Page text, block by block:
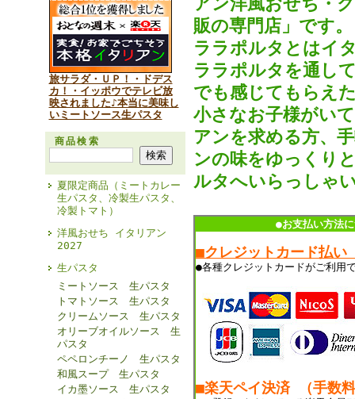
旅サラダ・ＵＰ！・ドデス
カ！・イッポウでテレビ放
映されました♪本当に美味し
いミートソース生パスタ
商品検索
夏限定商品（ミートカレー
生パスタ、冷製生パスタ、
冷製トマト）
洋風おせち イタリアン
2027
生パスタ
ミートソース 生パスタ
トマトソース 生パスタ
クリームソース 生パスタ
オリーブオイルソース 生
パスタ
ペペロンチーノ 生パスタ
和風スープ 生パスタ
イカ墨ソース 生パスタ
販の専門店」です。
ララポルタとはイ
ララポルタを通し
でも感じてもらえ
小さなお子様がい
アンを求める方、
ンの味をゆっくり
ルタへいらっしゃ
●お支払い方法
■クレジットカード払い
●各種クレジットカードがご利用
■楽天ペイ決済 （手数